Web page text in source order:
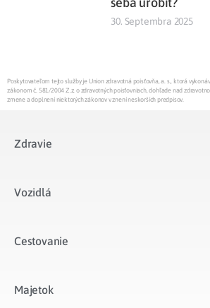
30. Septembra 2025
Poskytovateľom tejto služby je Union zdravotná poisťovňa, a. s., ktorá
zákonom č. 581/2004 Z.z. o zdravotných poisťovniach, dohľade nad
zmene a doplnení niektorých zákonov v znení neskorších predpisov.
Zdravie
Vozidlá​
Cestovanie
Majetok​